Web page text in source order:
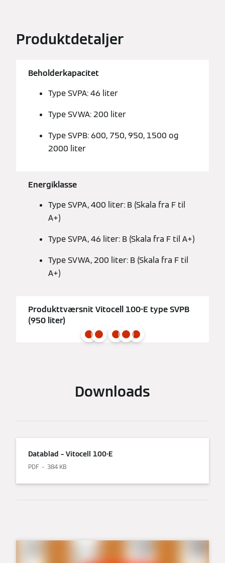
Produktdetaljer
Beholderkapacitet
Type SVPA: 46 liter
Type SVWA: 200 liter
Type SVPB: 600, 750, 950, 1500 og
2000 liter
Energiklasse
Type SVPA, 400 liter: B (Skala fra F til
A+)
Type SVPA, 46 liter: B (Skala fra F til A+)
Type SVWA, 200 liter: B (Skala fra F til
A+)
Produkttværsnit Vitocell 100-E type SVPB
(950 liter)
Downloads
Datablad – Vitocell 100-E
PDF 384 KB